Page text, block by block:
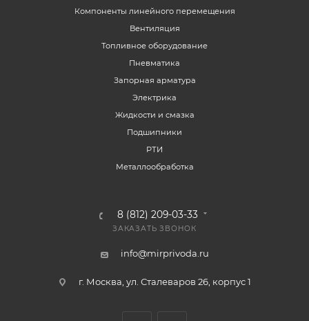
Компоненты линейного перемещения
Вентиляция
Топливное оборудование
Пневматика
Запорная арматура
Электрика
Жидкости и смазка
Подшипники
РТИ
Металлообработка
8 (812) 209-03-33
ЗАКАЗАТЬ ЗВОНОК
info@mirprivoda.ru
г. Москва, ул. Сталеваров 26, корпус 1